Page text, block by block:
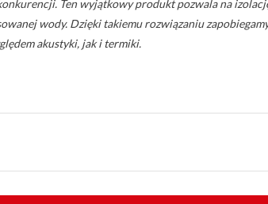
Ten wyjątkowy produkt pozwala na
wody. Dzięki takiemu rozwiązaniu
akustyki, jak i termiki.